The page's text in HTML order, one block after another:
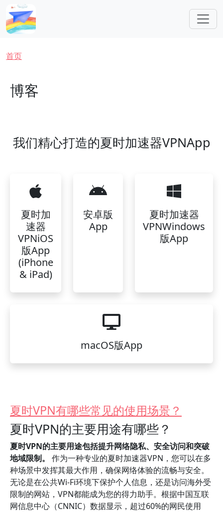
跳转到主要内容
面包屑
首页
博客
我们精心打造的夏时加速器VPNApp
夏时加
速器
VPNiOS
版App
(iPhone
& iPad)
安卓版
App
夏时加速器
VPNWindows
版App
macOS版App
夏时VPN有哪些常见的使用场景？
夏时VPN的主要用途有哪些？
夏时VPN的主要用途包括提升网络隐私、安全访问和突破
地域限制。
作为一种专业的夏时加速器VPN，您可以在多
种场景中发挥其最大作用，确保网络体验的流畅与安全。
无论是在公共Wi-Fi环境下保护个人信息，还是访问海外受
限制的网站，VPN都能成为您的得力助手。根据中国互联
网信息中心（CNNIC）数据显示，超过60%的网民使用